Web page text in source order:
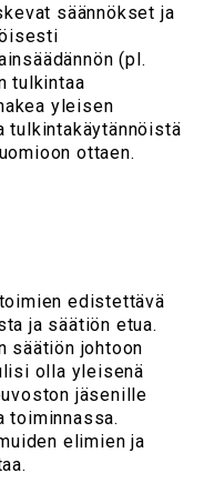
säännökset ja
(pl.
tulkintaa
yleisen
tulkintakäytännöistä
ottaen.
edistettävä
ja säätiön etua.
säätiön johtoon
olla yleisenä
jäsenille
toiminnassa.
elimien ja